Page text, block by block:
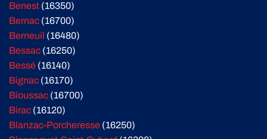
Benest (16350)
Bernac (16700)
Berneuil (16480)
Bessac (16250)
Bessé (16140)
Bignac (16170)
Bioussac (16700)
Birac (16120)
Blanzac-Porcheresse (16250)